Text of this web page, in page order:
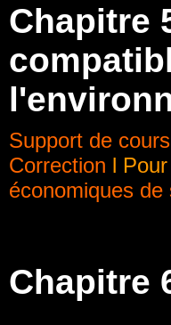
Chapitre
Support de cours
Correction l
économiques
Chapitre